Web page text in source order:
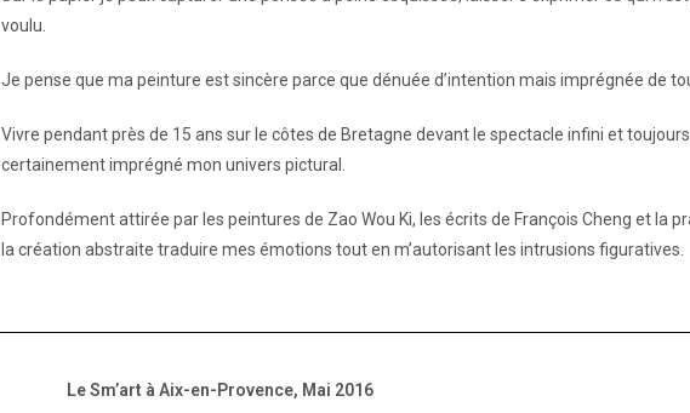
voulu.
Je pense que ma peinture est sincère parce que dénuée d’intention mais imprégnée de
Vivre pendant près de 15 ans sur le côtes de Bretagne devant le spectacle infini et
certainement imprégné mon univers pictural.
Profondément attirée par les peintures de Zao Wou Ki, les écrits de François Cheng et la
la création abstraite traduire mes émotions tout en m’autorisant les intrusions figuratives.
Le Sm’art à Aix-en-Provence, Mai 2016